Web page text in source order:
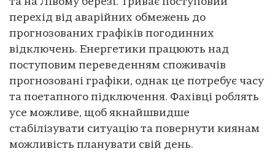
перехід від аварійних обмежень до
прогнозованих графіків погодинних
відключень. Енергетики працюють над
поступовим переведенням споживачів
прогнозовані графіки, однак це потребує часу
та поетапного підключення. Фахівці роблять
усе можливе, щоб якнайшвидше
стабілізувати ситуацію та повернути киянам
можливість планувати свій день.